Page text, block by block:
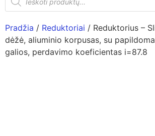
Pradžia / Reduktoriai / Reduktorius –
dėžė, aliuminio korpusas, su
galios, perdavimo koeficientas i=87.8